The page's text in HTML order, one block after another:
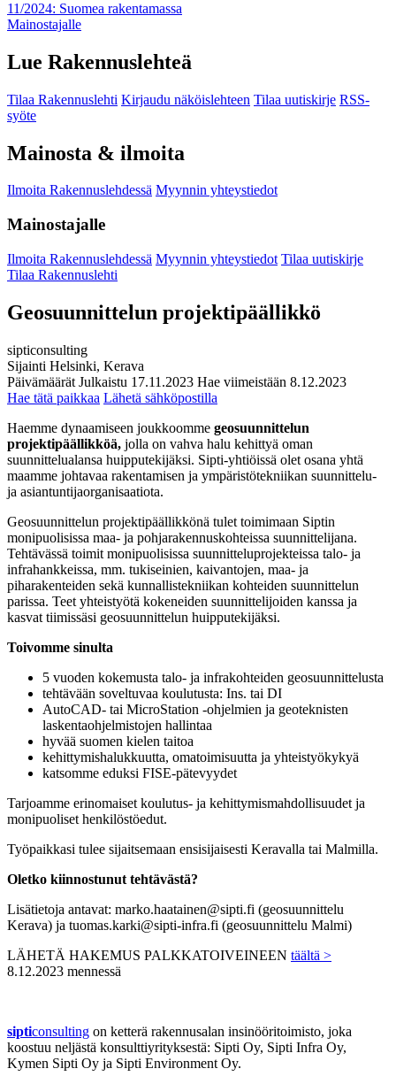
11/2024: Suomea rakentamassa
Mainostajalle
Lue Rakennuslehteä
Tilaa Rakennuslehti Kirjaudu näköislehteen Tilaa uutiskirje RSS-
syöte
Mainosta & ilmoita
Ilmoita Rakennuslehdessä Myynnin yhteystiedot
Mainostajalle
Ilmoita Rakennuslehdessä Myynnin yhteystiedot Tilaa uutiskirje
Tilaa Rakennuslehti
Geosuunnittelun projektipäällikkö
sipticonsulting
Sijainti Helsinki, Kerava
Päivämäärät Julkaistu 17.11.2023 Hae viimeistään 8.12.2023
Hae tätä paikkaa Lähetä sähköpostilla
Haemme dynaamiseen joukkoomme geosuunnittelun
projektipäällikköä, jolla on vahva halu kehittyä oman
suunnittelualansa huipputekijäksi. Sipti-yhtiöissä olet osana yhtä
maamme johtavaa rakentamisen ja ympäristötekniikan suunnittelu-
ja asiantuntijaorganisaatiota.
Geosuunnittelun projektipäällikkönä tulet toimimaan Siptin
monipuolisissa maa- ja pohjarakennuskohteissa suunnittelijana.
Tehtävässä toimit monipuolisissa suunnitteluprojekteissa talo- ja
infrahankkeissa, mm. tukiseinien, kaivantojen, maa- ja
piharakenteiden sekä kunnallistekniikan kohteiden suunnittelun
parissa. Teet yhteistyötä kokeneiden suunnittelijoiden kanssa ja
kasvat tiimissäsi geosuunnittelun huipputekijäksi.
Toivomme sinulta
5 vuoden kokemusta talo- ja infrakohteiden geosuunnittelusta
tehtävään soveltuvaa koulutusta: Ins. tai DI
AutoCAD- tai MicroStation -ohjelmien ja geoteknisten
laskentaohjelmistojen hallintaa
hyvää suomen kielen taitoa
kehittymishalukkuutta, omatoimisuutta ja yhteistyökykyä
katsomme eduksi FISE-pätevyydet
Tarjoamme erinomaiset koulutus- ja kehittymismahdollisuudet ja
monipuoliset henkilöstöedut.
Työpaikkasi tulee sijaitsemaan ensisijaisesti Keravalla tai Malmilla.
Oletko kiinnostunut tehtävästä?
Lisätietoja antavat: marko.haatainen@sipti.fi (geosuunnittelu
Kerava) ja tuomas.karki@sipti-infra.fi (geosuunnittelu Malmi)
LÄHETÄ HAKEMUS PALKKATOIVEINEEN täältä >
8.12.2023 mennessä
sipticonsulting on ketterä rakennusalan insinööritoimisto, joka
koostuu neljästä konsulttiyrityksestä: Sipti Oy, Sipti Infra Oy,
Kymen Sipti Oy ja Sipti Environment Oy.